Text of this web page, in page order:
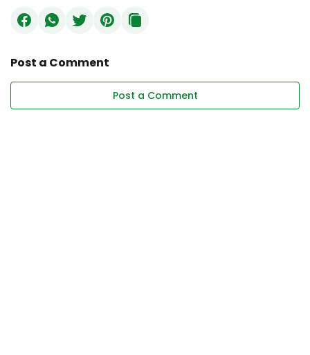
Post a Comment
Post a Comment